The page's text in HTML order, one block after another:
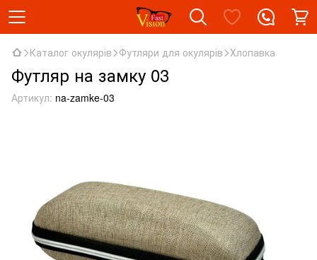
Каталог окулярів Футляри для окулярів Хлопавка
Футляр на замку 03
Артикул: na-zamke-03